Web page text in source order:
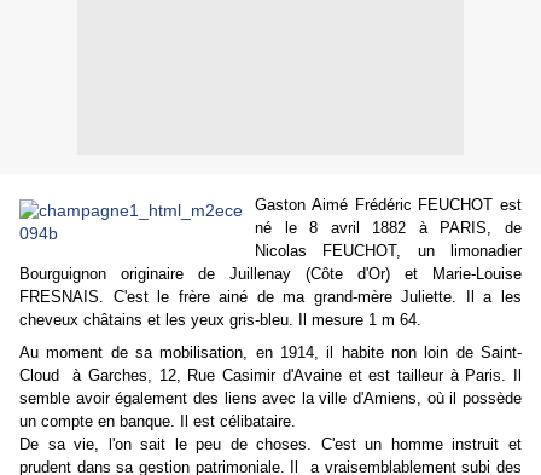
Gaston Aimé Frédéric FEUCHOT est
né le 8 avril 1882 à PARIS, de
Nicolas FEUCHOT, un limonadier
Bourguignon originaire de Juillenay (Côte d'Or) et Marie-Louise
FRESNAIS. C'est le frère ainé de ma grand-mère Juliette. Il a les
cheveux châtains et les yeux gris-bleu. Il mesure 1 m 64.
Au moment de sa mobilisation, en 1914, il habite non loin de Saint-
Cloud à Garches, 12, Rue Casimir d'Avaine et est tailleur à Paris. Il
semble avoir également des liens avec la ville d'Amiens, où il possède
un compte en banque. Il est célibataire.
De sa vie, l'on sait le peu de choses. C'est un homme instruit et
prudent dans sa gestion patrimoniale. Il a vraisemblablement subi des